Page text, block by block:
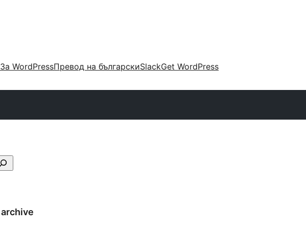
За WordPressПревод на българскиSlackGet WordPress
archive